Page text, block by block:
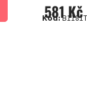
581 Kč
Kód:B1181T